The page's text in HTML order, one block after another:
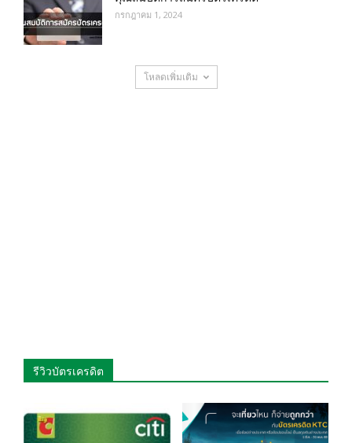
กรกฎาคม 1, 2024
โหลดเพิ่มเติม
รีวิวบัตรเครดิต